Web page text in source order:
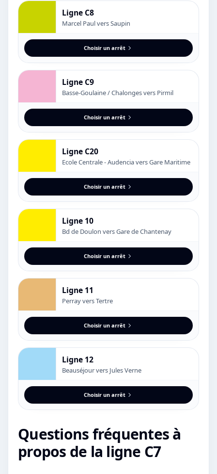
Ligne C8
Marcel Paul vers Saupin
Choisir un arrêt
Ligne C9
Basse-Goulaine / Chalonges vers Pirmil
Choisir un arrêt
Ligne C20
Ecole Centrale - Audencia vers Gare Maritime
Choisir un arrêt
Ligne 10
Bd de Doulon vers Gare de Chantenay
Choisir un arrêt
Ligne 11
Perray vers Tertre
Choisir un arrêt
Ligne 12
Beauséjour vers Jules Verne
Choisir un arrêt
Questions fréquentes à
propos de la ligne C7